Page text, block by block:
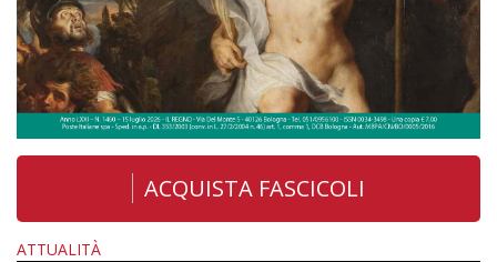
ACQUISTA FASCICOLI
ATTUALITÀ